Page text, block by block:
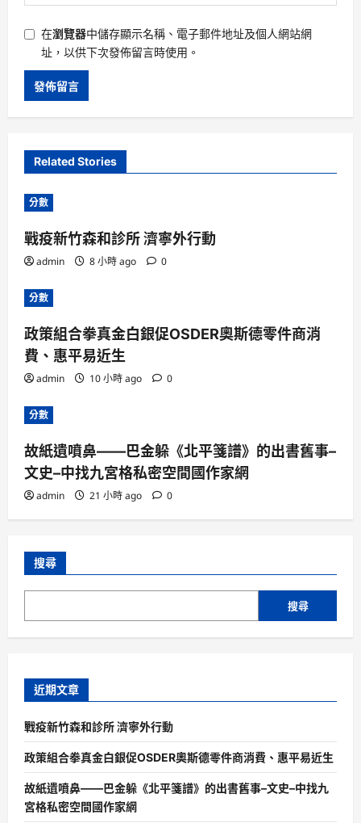
在瀏覽器中儲存顯示名稱、電子郵件地址及個人網站網
址，以供下次發佈留言時使用。
Related Stories
分數
戰疫新竹森和診所 濟寧外行動
admin 8 小時 ago 0
分數
政策組合拳真金白銀促OSDER奧斯德零件商消
費、惠平易近生
admin 10 小時 ago 0
分數
故紙遺噴鼻——巴金躲《北平箋譜》的出書舊事–
文史–中找九宮格私密空間國作家網
admin 21 小時 ago 0
搜尋
搜尋
近期文章
戰疫新竹森和診所 濟寧外行動
政策組合拳真金白銀促OSDER奧斯德零件商消費、惠平易近生
故紙遺噴鼻——巴金躲《北平箋譜》的出書舊事–文史–中找九
宮格私密空間國作家網